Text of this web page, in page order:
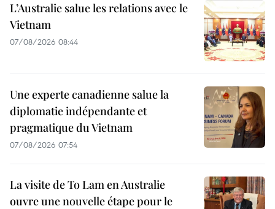
L’Australie salue les relations avec le
Vietnam
07/08/2026 08:44
Une experte canadienne salue la
diplomatie indépendante et
pragmatique du Vietnam
07/08/2026 07:54
La visite de To Lam en Australie
ouvre une nouvelle étape pour le